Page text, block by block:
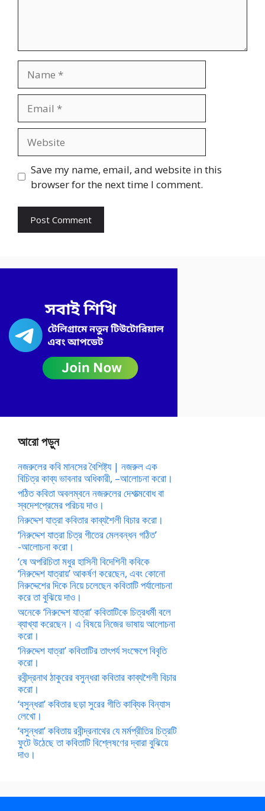
Save my name, email, and website in this
browser for the next time I comment.
আরো পড়ুন
নজরুলের কবি মানসের বৈশিষ্ট্য | নজরুল এক
বিচিত্র কাব্য ভাবনার অধিকারী, –আলোচনা করো।
পঠিত কবিতা অবলম্বনে নজরুলের দেশাত্মবোধ বা
স্বদেশপ্রেমের পরিচয় দাও।
নিরুদ্দেশ যাত্রা কবিতার কাব্যশৈলী বিচার করো।
‘নিরুদ্দেশ যাত্রা চিত্র গীতের মেলবন্ধন গঠিত’
-আলোচনা করো।
‘ষে অপরিচিতা মধুর হাসিনী বিদেশিনী কবিকে
‘নিরুদ্দেশ যাত্রায়’ আকর্ষণ করেছেন, এবং কোনো
নিরুদ্দেশের দিকে নিয়ে চলেছেন কবিতাটি পর্যালোচনা
করে তা বুঝিয়ে দাও।
অনেকে ‘নিরুদ্দেশ যাত্রা’ কবিতাটিকে চিত্রধর্মী বলে
ব্যাখ্যা করেছেন। এ বিষয়ে নিজের ভাষায় আলোচনা
করো।
‘নিরুদ্দেশ যাত্রা’ কবিতাটির তাৎপর্য সংক্ষেপে বিবৃতি
করো।
রবীন্দ্রনাথ ঠাকুরের বসুন্ধরা কবিতার কাব্যশৈলী বিচার
করো।
‘বসুন্ধরা’ কবিতার ছড়া সুরের গীতি কাব্যিক বিন্যাস
লেখো।
‘বসুন্ধরা’ কবিতায় রবীন্দ্রনাথের যে মর্মপ্রীতির চিত্রটি
ফুটে উঠেছে তা কবিতাটি বিশ্লেষণের দ্বারা বুঝিয়ে
দাও।